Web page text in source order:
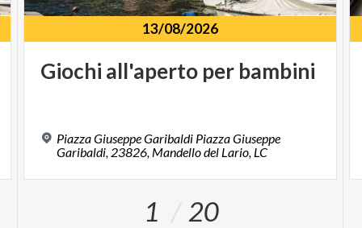
13/08/2026
Giochi all'aperto per bambini
Piazza Giuseppe Garibaldi Piazza Giuseppe
Garibaldi, 23826, Mandello del Lario, LC
1 20